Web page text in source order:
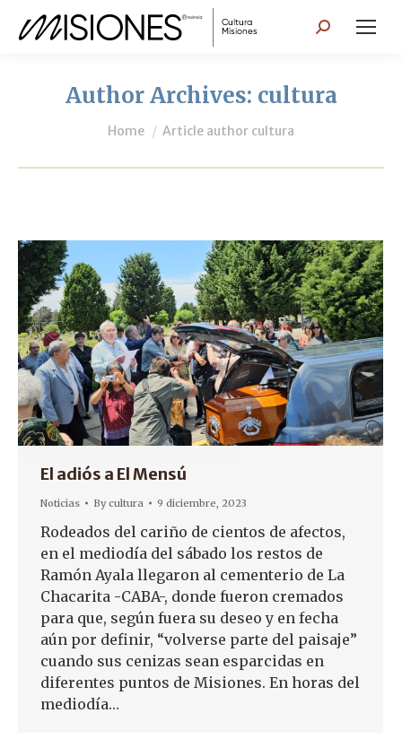
Search:
Author Archives: cultura
You are here:
Home Article author cultura
El adiós a El Mensú
Noticias Bycultura 9 diciembre, 2023
Rodeados del cariño de cientos de afectos,
en el mediodía del sábado los restos de
Ramón Ayala llegaron al cementerio de La
Chacarita -CABA-, donde fueron cremados
para que, según fuera su deseo y en fecha
aún por definir, “volverse parte del paisaje”
cuando sus cenizas sean esparcidas en
diferentes puntos de Misiones. En horas del
mediodía…